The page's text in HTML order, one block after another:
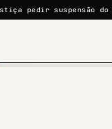
do Discord no